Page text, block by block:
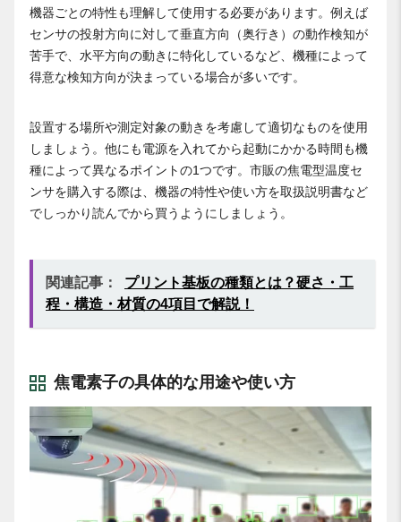
機器ごとの特性も理解して使用する必要があります。例えば
センサの投射方向に対して垂直方向（奥行き）の動作検知が
苦手で、水平方向の動きに特化しているなど、機種によって
得意な検知方向が決まっている場合が多いです。
設置する場所や測定対象の動きを考慮して適切なものを使用
しましょう。他にも電源を入れてから起動にかかる時間も機
種によって異なるポイントの1つです。市販の焦電型温度セ
ンサを購入する際は、機器の特性や使い方を取扱説明書など
でしっかり読んでから買うようにしましょう。
関連記事：
プリント基板の種類とは？硬さ・工
程・構造・材質の4項目で解説！
焦電素子の具体的な用途や使い方